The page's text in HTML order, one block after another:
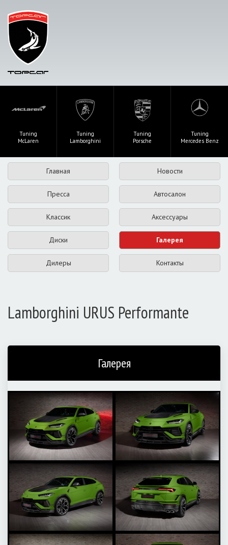
Tuning
McLaren
Tuning
Lamborghini
Tuning
Porsche
Tuning
Mercedes Benz
Главная Новости
Пресса Автосалон
Классик Аксессуары
Диски Галерея
Дилеры Контакты
Lamborghini URUS Performante
Галерея